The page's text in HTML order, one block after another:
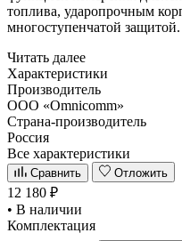
топлива, ударопрочным
многоступенчатой защитой.
Читать далее
Характеристики
Производитель
ООО «Omnicomm»
Страна-производитель
Россия
Все характеристики
Сравнить Отложить
12 180 ₽
• В наличии
Комплектация